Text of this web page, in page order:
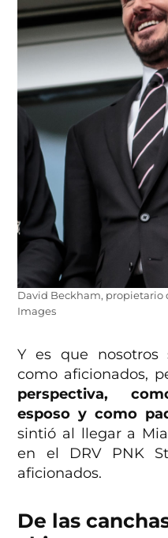
David Beckham, propietario
Images
Y es que nosotros
como aficionados,
perspectiva,
esposo y como
sintió al llegar a
en el DRV PNK
aficionados.
De las